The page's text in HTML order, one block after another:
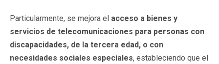
Particularmente, se mejora el acceso a bienes y
servicios de telecomunicaciones para personas con
discapacidades, de la tercera edad, o con
necesidades sociales especiales, estableciendo que el